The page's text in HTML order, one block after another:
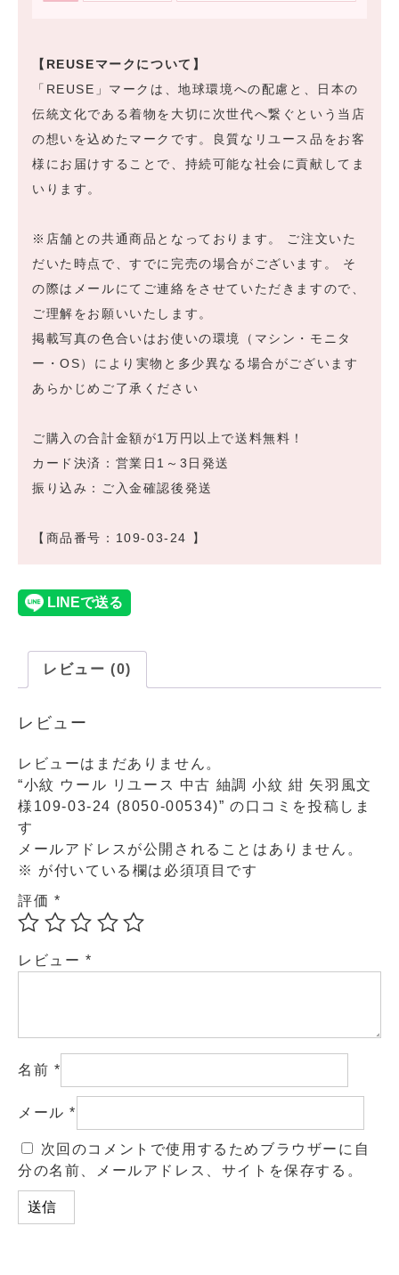
【REUSEマークについて】
「REUSE」マークは、地球環境への配慮と、日本の
伝統文化である着物を大切に次世代へ繋ぐという当店
の想いを込めたマークです。良質なリユース品をお客
様にお届けすることで、持続可能な社会に貢献してま
いります。
※店舗との共通商品となっております。 ご注文いた
だいた時点で、すでに完売の場合がございます。 そ
の際はメールにてご連絡をさせていただきますので、
ご理解をお願いいたします。
掲載写真の色合いはお使いの環境（マシン・モニタ
ー・OS）により実物と多少異なる場合がございます
あらかじめご了承ください
ご購入の合計金額が1万円以上で送料無料！
カード決済：営業日1～3日発送
振り込み：ご入金確認後発送
【商品番号：109-03-24 】
レビュー (0)
レビュー
レビューはまだありません。
“小紋 ウール リユース 中古 紬調 小紋 紺 矢羽風文
様109-03-24 (8050-00534)” の口コミを投稿しま
す
メールアドレスが公開されることはありません。
※ が付いている欄は必須項目です
評価 *
レビュー *
名前 *
メール*
次回のコメントで使用するためブラウザーに自
分の名前、メールアドレス、サイトを保存する。